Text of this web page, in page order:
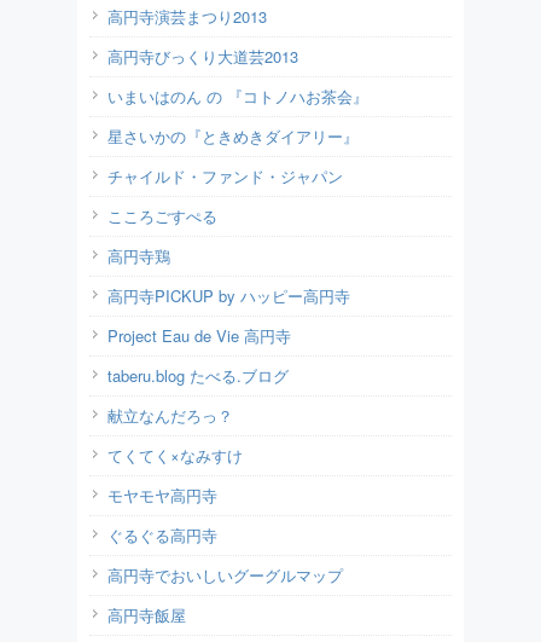
高円寺演芸まつり2013
高円寺びっくり大道芸2013
いまいはのん の 『コトノハお茶会』
星さいかの『ときめきダイアリー』
チャイルド・ファンド・ジャパン
こころごすぺる
高円寺鶏
高円寺PICKUP by ハッピー高円寺
Project Eau de Vie 高円寺
taberu.blog たべる.ブログ
献立なんだろっ？
てくてく×なみすけ
モヤモヤ高円寺
ぐるぐる高円寺
高円寺でおいしいグーグルマップ
高円寺飯屋